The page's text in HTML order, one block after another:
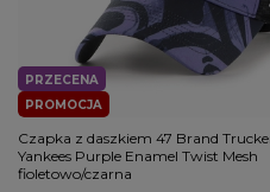
PROMOCJA
PRZECENA
Czapka z daszkiem 47 Brand
Yankees Purple Enamel Twist Mesh
fioletowo/czarna